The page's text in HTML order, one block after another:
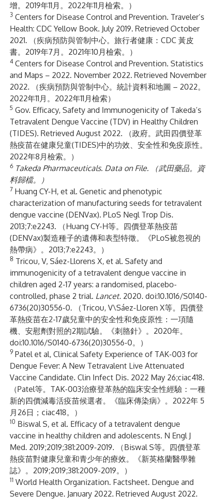
增。2019年11月。2022年11月檢索。）
3 Centers for Disease Control and Prevention. Traveler’s
Health: CDC Yellow Book. July 2019. Retrieved October
2021. （疾病預防與管制中心。 旅行者健康：CDC 黃皮
書。2019年7月。2021年10月檢索。）
4 Centers for Disease Control and Prevention. Statistics
and Maps – 2022. November 2022. Retrieved November
2022. （疾病預防與管制中心。 統計資料和地圖 – 2022。
2022年11月。2022年11月檢索）
5 Gov. Efficacy, Safety and Immunogenicity of Takeda’s
Tetravalent Dengue Vaccine (TDV) in Healthy Children
(TIDES). Retrieved August 2022. （政府。 武田四價登革
熱疫苗在健康兒童(TIDES)中的功效、安全性和免疫原性。
2022年8月檢索。）
6 Takeda Pharmaceuticals. Data on File. （武田藥品。資
料歸檔。）
7 Huang CY-H, et al. Genetic and phenotypic
characterization of manufacturing seeds for tetravalent
dengue vaccine (DENVax). PLoS Negl Trop Dis.
2013;7:e2243. （Huang CY-H等。四價登革熱疫苗
(DENVax)製造種子的遺傳和表型特徵。《PLoS被忽視的
熱帶病》。2013;7:e2243。）
8 Tricou, V, Sáez-Llorens X, et al. Safety and
immunogenicity of a tetravalent dengue vaccine in
children aged 2-17 years: a randomised, placebo-
controlled, phase 2 trial. Lancet. 2020. doi:10.1016/S0140-
6736(20)30556-0. （Tricou, V\Sáez-Lloren X等。 四價登
革熱疫苗在2-17歲兒童中的安全性和免疫原性：一項隨
機、安慰劑對照的2期試驗。《刺胳針》。2020年。
doi:10.1016/S0140-6736(20)30556-0。）
9 Patel et al, Clinical Safety Experience of TAK-003 for
Dengue Fever: A New Tetravalent Live Attenuated
Vaccine Candidate. Clin Infect Dis. 2022 May 26;ciac418.
（Patel等。TAK-003治療登革熱的臨床安全性經驗：一種
新的四價減毒活疫苗候選者。《臨床傳染病》。2022年 5
月26日；ciac418。）
10 Biswal S, et al. Efficacy of a tetravalent dengue
vaccine in healthy children and adolescents. N Engl J
Med. 2019;2019;381:2009-2019. （Biswal S等。四價登革
熱疫苗對健康兒童和青少年的療效。《新英格蘭醫學雜
誌》。2019;2019;381:2009-2019。）
11 World Health Organization. Factsheet. Dengue and
Severe Dengue. January 2022. Retrieved August 2022.